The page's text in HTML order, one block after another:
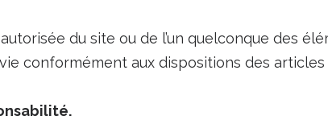
du site ou de l’un quelconque des
conformément aux dispositions des